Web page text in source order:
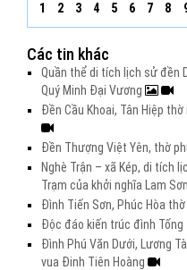
1 2 3 4 5 6 7 8
Các tin khác
Quần thể di tích lịch sử đền
Quý Minh Đại Vương
Đền Cầu Khoai, Tân Hiệp
Đền Thượng Việt Yên, thờ
Nghè Trận – xã Kép, di tích
Trạm của khởi nghĩa Lam Sơn
Đình Tiến Sơn, Phúc Hòa
Độc đáo kiến trúc đình Tống
Đình Phú Văn Dưới, Lương
vua Đinh Tiên Hoàng